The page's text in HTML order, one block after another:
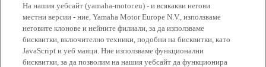
На нашия уебсайт (yamaha-motor.eu) - и всякакви негови
местни версии - ние, Yamaha Motor Europe N.V., използваме
неговите клонове и нейните филиали, за да използваме
бисквитки, включително техники, подобни на бисквитки, като
JavaScript и уеб маяци. Ние използваме функционални
бисквитки, за да позволим на нашия уебсайт да функционира